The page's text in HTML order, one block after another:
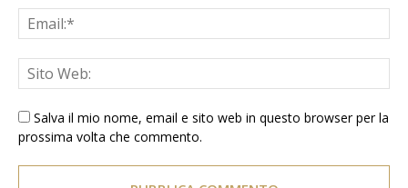
Salva il mio nome, email e sito web in questo browser per la
prossima volta che commento.